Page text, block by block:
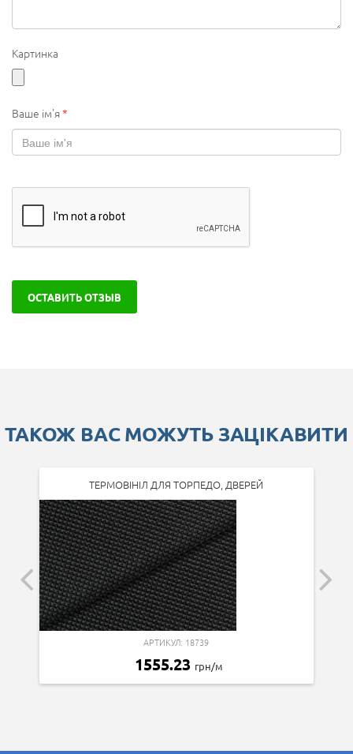
Картинка
Ваше ім'я*
ОСТАВИТЬ ОТЗЫВ
ТАКОЖ ВАС МОЖУТЬ ЗАЦІКАВИТИ
ТЕРМОВІНІЛ ДЛЯ ТОРПЕДО, ДВЕРЕЙ
АРТИКУЛ: 18739
1555.23 грн/м